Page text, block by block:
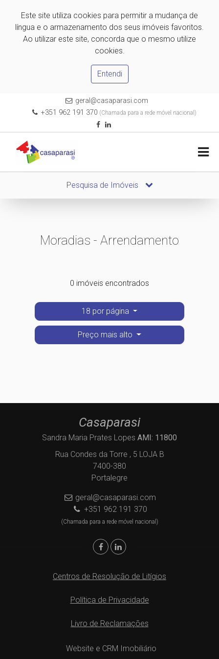
Este site utiliza cookies para permitir a mudança de
língua e o armazenamento dos seus imóveis favoritos.
Ao utilizar este site, concorda que o mesmo utilize
cookies.
Entendi
geral@casaparasi.com
+351 962 191 370 (Chamada para a rede móvel nacional)
Pesquisa de Imóveis
Moradias - Arrendamento
0 imóveis encontrados
18 por página
Preço mais alto
Casaparasi
Sandra Maria Prates Lopes AMI: 11800
Rua Condes da Torre , 5 LOJA B
7400-380
Portalegre
geral@casaparasi.com
+351 962 191 370
(Chamada para a rede móvel nacional)
Centros de Resolução de Litígios
Política de Privacidade
Livro de Reclamações
Website e CRM Imobiliário